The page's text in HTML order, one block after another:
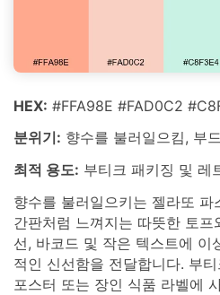
HEX: #FFA98E #FAD0C2
분위기: 향수를 불러일으킴, 부
최적 용도: 부티크 패키징 및 레
향수를 불러일으키는 젤라또
간판처럼 느껴지는 따뜻한 토
선, 바코드 및 작은 텍스트에 이
적인 신선함을 전달합니다. 부
포스터 또는 장인 식품 라벨에